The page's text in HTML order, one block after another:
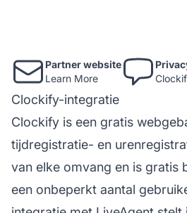
Partner website
Learn More
Clockify-integratie
Clockify is een gratis
tijdregistratie- en
van elke omvang en is gratis
een onbeperkt aantal